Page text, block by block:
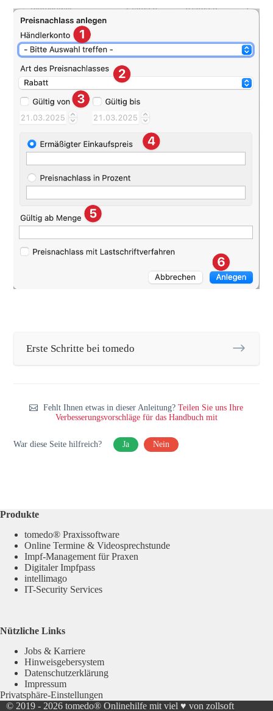
Erste Schritte bei tomedo
Fehlt Ihnen etwas in dieser Anleitung?Teilen Sie uns Ihre
Verbesserungsvorschläge für das Handbuch mit
War diese Seite hilfreich? Ja Nein
Produkte
tomedo® Praxissoftware
Online Termine & Videosprechstunde
Impf-Management für Praxen
Digitaler Impfpass
intellimago
IT-Security Services
Nützliche Links
Jobs & Karriere
Hinweisgebersystem
Datenschutzerklärung
Impressum
Privatsphäre-Einstellungen
© 2019 - 2026tomedo® Onlinehilfe mit viel ♥ von zollsoft